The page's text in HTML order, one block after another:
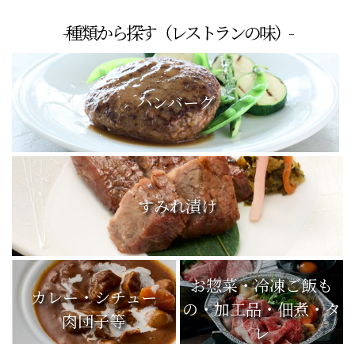
-種類から探す（レストランの味）-
ハンバーグ
すみれ漬け
カレー・シチュー
肉団子等
お惣菜・冷凍ご飯も
の・加工品・佃煮・タ
レ